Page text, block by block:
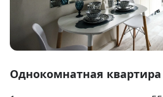
1
Однокомнатная квартира